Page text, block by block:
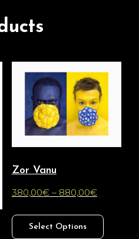
Zor Vanu
380,00€– 880,00€
Select Options